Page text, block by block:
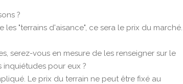
?
"terrains d'aisance", ce sera le prix du marché.
serez-vous en mesure de les renseigner sur le
inquiétudes pour eux ?
Le prix du terrain ne peut être fixé au